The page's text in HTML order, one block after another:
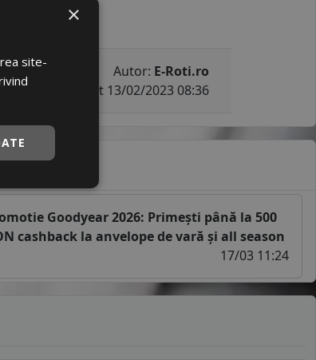
Autor: E-Roti.ro
Publicat 13/02/2023 08:36
Goodyear 2026: Primești până la 500
cashback la anvelope de vară și all season
17/03 11:24
×
site-